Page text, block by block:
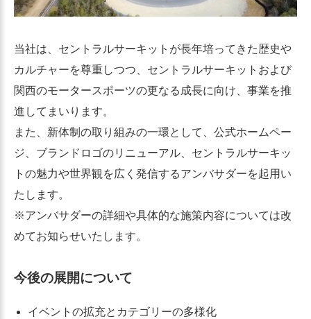
当社は、セントラルサーキットが長年培ってきた歴史や
カルチャーを尊重しつつ、セントラルサーキットおよび
関西のモータースポーツの更なる成長に向け、事業を推
進してまいります。
また、新体制の取り組みの一環として、公式ホームペー
ジ、ブランドロゴのリニューアル、セントラルサーキッ
トの魅力や世界観を広く発信するアンバサダーを起用い
たします。
※アンバサダーの詳細や具体的な施策内容については改
めてお知らせいたします。
今後の展開について
イベントの拡充とカテゴリーの多様化